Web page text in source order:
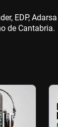
EDP,
de Cantabria.